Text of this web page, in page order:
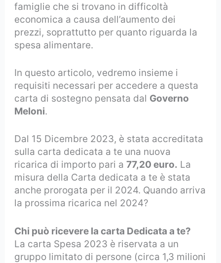
famiglie che si trovano in difficoltà
economica a causa dell’aumento dei
prezzi, soprattutto per quanto riguarda la
spesa alimentare.
In questo articolo, vedremo insieme i
requisiti necessari per accedere a questa
carta di sostegno pensata dal Governo
Meloni.
Dal 15 Dicembre 2023, è stata accreditata
sulla carta dedicata a te una nuova
ricarica di importo pari a77,20 euro. La
misura della Carta dedicata a te è stata
anche prorogata per il 2024. Quando arriva
la prossima ricarica nel 2024?
Chi può ricevere la carta Dedicata a te?
La carta Spesa 2023 è riservata a un
gruppo limitato di persone (circa 1,3 milioni